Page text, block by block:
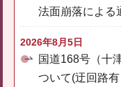
法面崩落による
2026年8月5日
国道168号（十
ついて(迂回路